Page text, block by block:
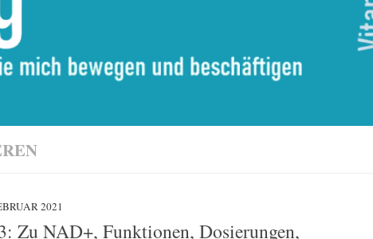
2021
Zu NAD+, Funktionen, Dosierungen,